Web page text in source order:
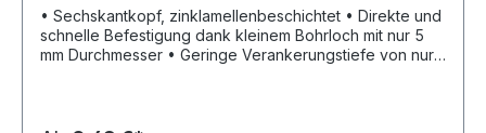
• Sechskantkopf, zinklamellenbeschichtet • Direkte und
schnelle Befestigung dank kleinem Bohrloch mit nur 5
mm Durchmesser • Geringe Verankerungstiefe von nur